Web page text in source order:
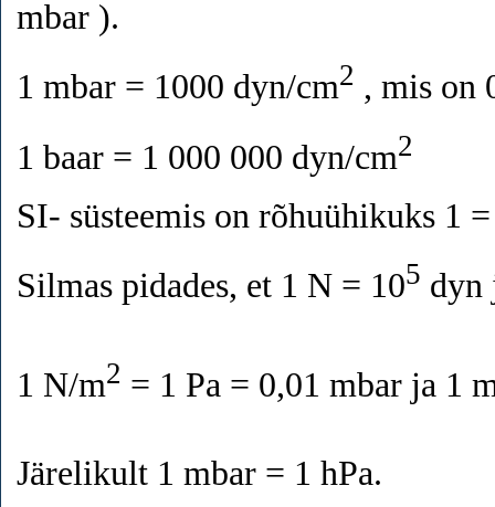
mbar ).
1 mbar = 1000 dyn/cm2 , mis on
1 baar = 1 000 000 dyn/cm2
SI- süsteemis on rõhuühikuks 1
Silmas pidades, et 1 N = 105 dyn
1 N/m2 = 1 Pa = 0,01 mbar ja 1
Järelikult 1 mbar = 1 hPa.